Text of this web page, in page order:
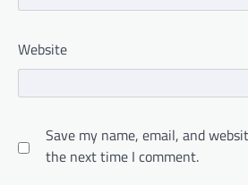
Website
Save my name, email, and
the next time I comment.